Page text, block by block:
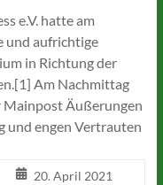
e.V. hatte am
und aufrichtige
in Richtung der
Am Nachmittag
Mainpost Äußerungen
und engen Vertrauten
20. April 2021